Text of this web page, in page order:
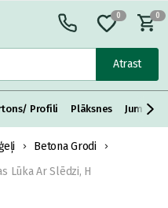
Atrast
0 0
Profili Plāksnes Jumta
Betona Grodi
Lūka Ar Slēdzi, H